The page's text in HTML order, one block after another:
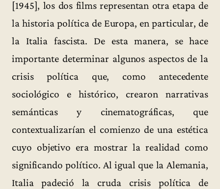
[1945], los dos films representan otra etapa de
la historia política de Europa, en particular, de
la Italia fascista. De esta manera, se hace
importante determinar algunos aspectos de la
crisis política que, como antecedente
sociológico e histórico, crearon narrativas
semánticas y cinematográficas, que
contextualizarían el comienzo de una estética
cuyo objetivo era mostrar la realidad como
significando político. Al igual que la Alemania,
Italia padeció la cruda crisis política de